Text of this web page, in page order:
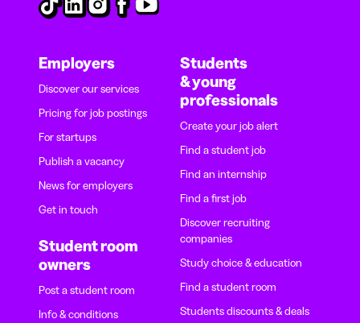
Employers
Discover our services
Pricing for job postings
For startups
Publish a vacancy
News for employers
Get in touch
Student room
owners
Post a student room
Info & conditions
Students
& young
professionals
Create your job alert
Find a student job
Find an internship
Find a first job
Discover recruiting
companies
Study choice & education
Find a student room
Students discounts & deals